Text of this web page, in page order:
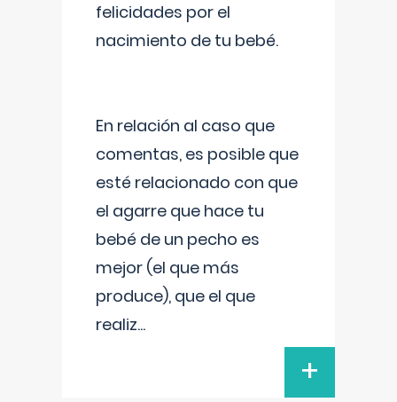
felicidades por el
nacimiento de tu bebé.
En relación al caso que
comentas, es posible que
esté relacionado con que
el agarre que hace tu
bebé de un pecho es
mejor (el que más
produce), que el que
realiz...
+